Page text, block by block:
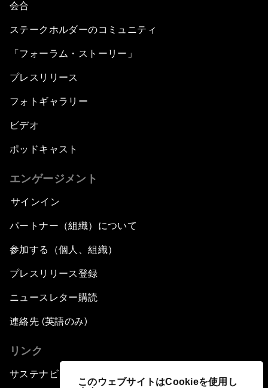
このウェブサイトはCookieを使用し
会合
ステークホルダーのコミュニティ
「フォーラム・ストーリー」
プレスリリース
フォトギャラリー
ビデオ
ポッドキャスト
エンゲージメント
サインイン
パートナー（組織）について
参加する（個人、組織）
プレスリリース登録
ニュースレター購読
連絡先 (英語のみ)
リンク
サステナビリティへの取り組み